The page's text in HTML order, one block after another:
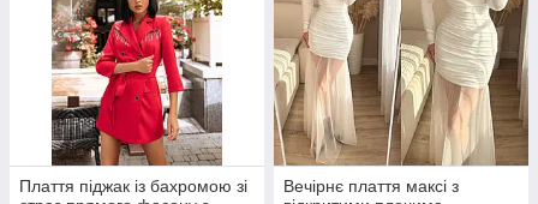
Плаття піджак із бахромою зі
Вечірнє плаття максі з